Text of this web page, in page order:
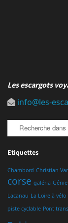
Les escargots
info@les-
Etiquettes
Chambord Christian
corse galéria Génie
Lacanau La Loire à vélo
piste cyclable Pont